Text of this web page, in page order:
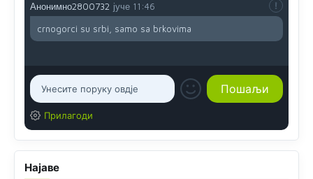
Анонимно2800732 јуче 11:46
crnogorci su srbi, samo sa brkovima
Прилагоди
Најаве